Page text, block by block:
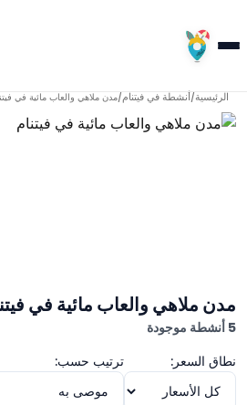
الرئيسية/أنشطة فيفيتنام/مدن ملاهي والعاب مائية في
مدن ملاهي والعاب مائية في
5 أنشطة موجودة
نطاق السعر:
ترتيب حسب: